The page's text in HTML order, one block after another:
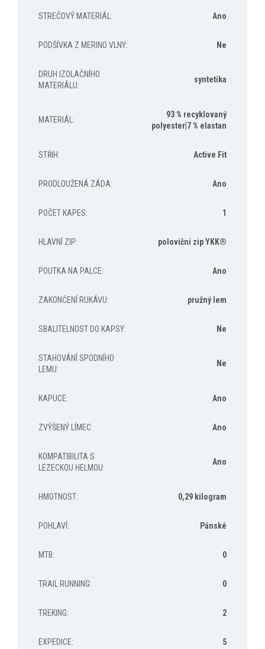
STREČOVÝ MATERIÁL : Ano
PODŠÍVKA Z MERINO VLNY: Ne
DRUH IZOLAČNÍHO
MATERIÁLU:
syntetika
MATERIÁL :
93 % recyklovaný
polyester|7 % elastan
STŘIH: Active Fit
PRODLOUŽENÁ ZÁDA: Ano
POČET KAPES: 1
HLAVNÍ ZIP: poloviční zip YKK®
POUTKA NA PALCE: Ano
ZAKONČENÍ RUKÁVU: pružný lem
SBALITELNOST DO KAPSY: Ne
STAHOVÁNÍ SPODNÍHO
LEMU:
Ne
KAPUCE: Ano
ZVÝŠENÝ LÍMEC: Ano
KOMPATIBILITA S
LEZECKOU HELMOU:
Ano
HMOTNOST: 0,29 kilogram
POHLAVÍ: Pánské
MTB: 0
TRAIL RUNNING: 0
TREKING: 2
EXPEDICE: 5